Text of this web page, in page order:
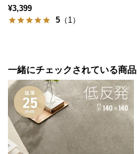
規
約
て
お
様
¥3,399
5 （1）
一緒にチェックされている商品